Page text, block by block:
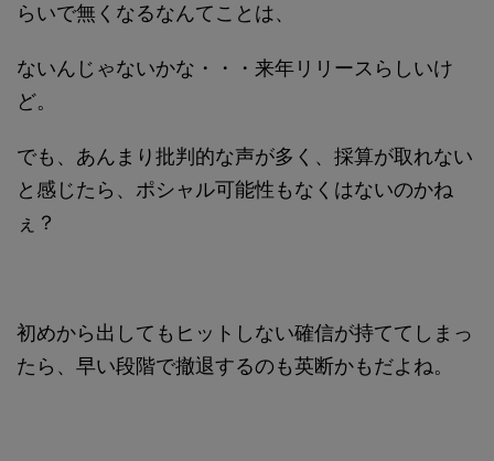
らいで無くなるなんてことは、
ないんじゃないかな・・・来年リリースらしいけ
ど。
でも、あんまり批判的な声が多く、採算が取れない
と感じたら、ポシャル可能性もなくはないのかね
ぇ？
初めから出してもヒットしない確信が持ててしまっ
たら、早い段階で撤退するのも英断かもだよね。